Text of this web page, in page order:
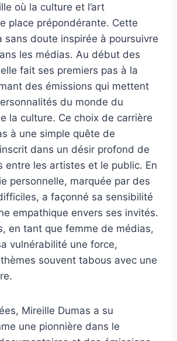
où la culture et l’art
place prépondérante. Cette
sans doute inspirée à poursuivre
les médias. Au début des
fait ses premiers pas à la
des émissions qui mettent
du monde du
la culture. Ce choix de carrière
à une simple quête de
dans un désir profond de
entre les artistes et le public. En
personnelle, marquée par des
a façonné sa sensibilité
empathique envers ses invités.
en tant que femme de médias,
vulnérabilité une force,
souvent tabous avec une
Mireille Dumas a su
une pionnière dans le